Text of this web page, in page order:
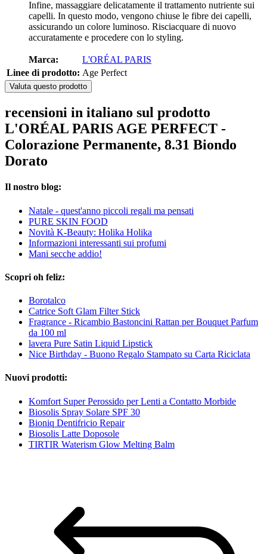
Infine, massaggiare delicatamente il trattamento nutriente sui
capelli. In questo modo, vengono chiuse le fibre dei capelli,
assicurando un colore luminoso. Risciacquare di nuovo
accuratamente e procedere con lo styling.
Marca:
L'ORÉAL PARIS
Linee di prodotto: Age Perfect
Valuta questo prodotto
recensioni in italiano sul prodotto
L'ORÉAL PARIS AGE PERFECT -
Colorazione Permanente, 8.31 Biondo
Dorato
Il nostro blog:
Natale - quest'anno piccoli regali ma pensati
PURE SKIN FOOD
Novità K-Beauty: Holika Holika
Informazioni interessanti sui profumi
Mani secche addio!
Scopri oh feliz:
Borotalco
Catrice Soft Glam Filter Stick
Fragrance - Ricambio Bastoncini Rattan per Bouquet Parfum
da 100 ml
lavera Pure Satin Liquid Lipstick
Nice Birthday - Buono Regalo Stampato su Carta Riciclata
Nuovi prodotti:
Komfort Super Perossido per Lenti a Contatto Morbide
Biosolis Spray Solare SPF 30
Bioniq Dentifricio Repair
Biosolis Latte Doposole
TIRTIR Waterism Glow Melting Balm